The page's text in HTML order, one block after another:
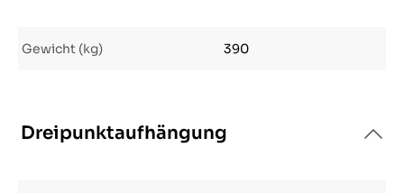
Gewicht (kg) 390
Dreipunktaufhängung